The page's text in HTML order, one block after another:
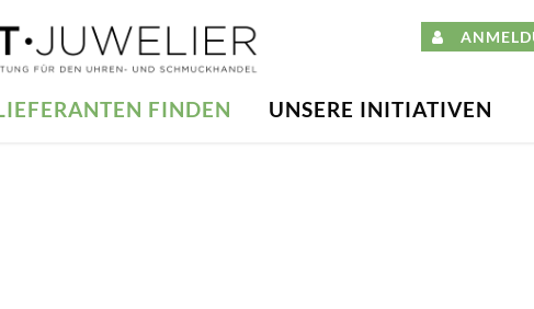
FINDEN UNSERE INITIATIVEN